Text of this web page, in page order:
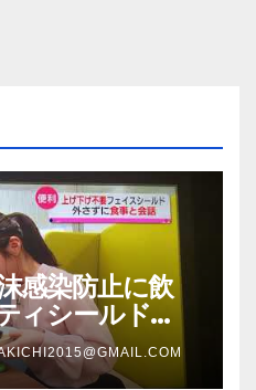
感染防止に飲
ィシールド
品）ＦＢＣ福井
の紹介映像